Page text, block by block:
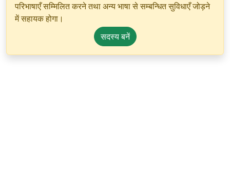
परिभाषाएँ सम्मिलित करने तथा अन्य भाषा से सम्बन्धित सुविधाएँ जोड़ने
में सहायक होगा।
सदस्य बनें